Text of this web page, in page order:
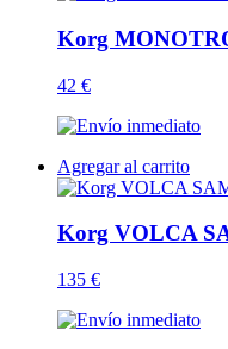
Korg
42 €
Agregar al carrito
Korg VOLCA
135 €